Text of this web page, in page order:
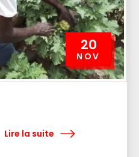
20
NOV
Lire la suite